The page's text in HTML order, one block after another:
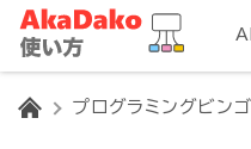
HOME
プログラミングビンゴ